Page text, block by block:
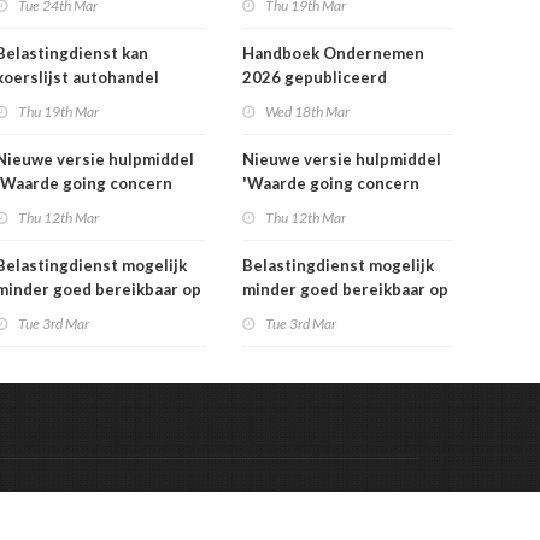
Tue 24th Mar
kan
autohandel
Thu 19th Mar
versie hulpmiddel
going concern
Thu 12th Mar
mogelijk
goed bereikbaar op
Tue 3rd Mar
Thu 19th Mar
Handboek Ondernemen
2026 gepubliceerd
Wed 18th Mar
Nieuwe versie hulpmiddel
'Waarde going concern
Thu 12th Mar
Belastingdienst mogelijk
minder goed bereikbaar op
Tue 3rd Mar